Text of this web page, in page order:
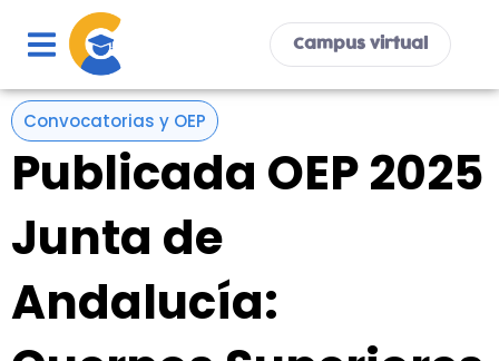
contenido
Campus virtual
Convocatorias y OEP
Publicada OEP 2025
Junta de
Andalucía: